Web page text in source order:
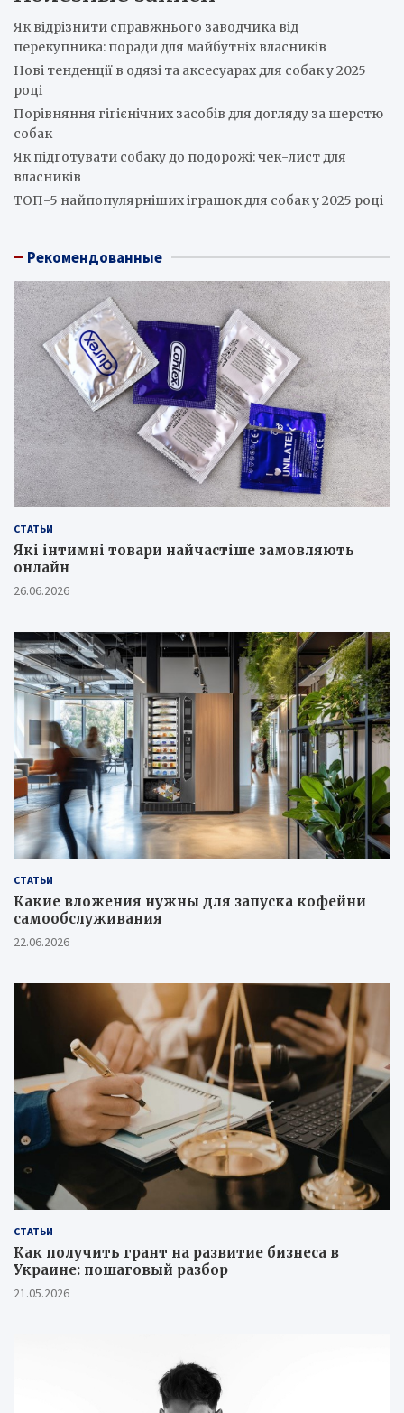
Як відрізнити справжнього заводчика від
перекупника: поради для майбутніх власників
Нові тенденції в одязі та аксесуарах для собак у 2025
році
Порівняння гігієнічних засобів для догляду за шерстю
собак
Як підготувати собаку до подорожі: чек-лист для
власників
ТОП-5 найпопулярніших іграшок для собак у 2025 році
Рекомендованные
СТАТЬИ
Які інтимні товари найчастіше замовляють
онлайн
26.06.2026
СТАТЬИ
Какие вложения нужны для запуска кофейни
самообслуживания
22.06.2026
СТАТЬИ
Как получить грант на развитие бизнеса в
Украине: пошаговый разбор
21.05.2026